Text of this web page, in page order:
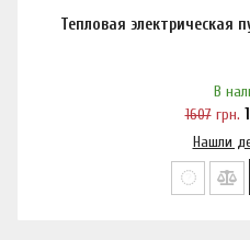
Тепловая электрическая
В
1607грн.
Нашли